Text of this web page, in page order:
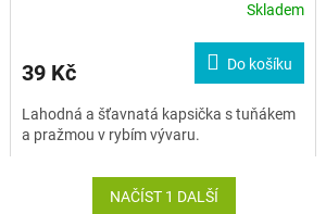
Skladem
39 Kč Do košíku
Lahodná a šťavnatá kapsička s tuňákem
a pražmou v rybím vývaru.
NAČÍST 1 DALŠÍ